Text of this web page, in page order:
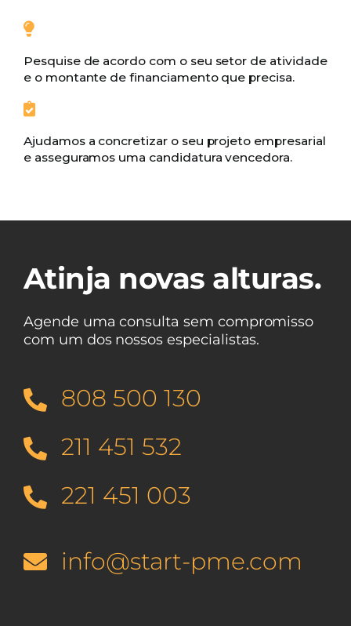
Pesquise de acordo com o seu setor de atividade
e o montante de financiamento que precisa.
Ajudamos a concretizar o seu projeto empresarial
e asseguramos uma candidatura vencedora.
Atinja novas alturas.
Agende uma consulta sem compromisso
com um dos nossos especialistas.
808 500 130
211 451 532
221 451 003
info@start-pme.com